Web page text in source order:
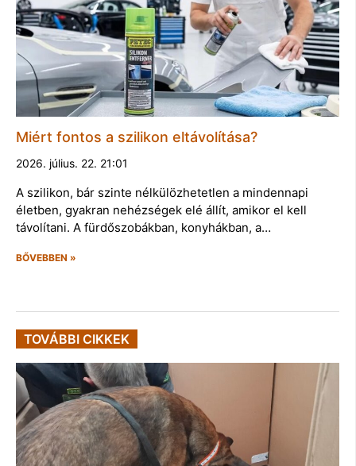
Miért fontos a szilikon eltávolítása?
2026. július. 22. 21:01
A szilikon, bár szinte nélkülözhetetlen a mindennapi
életben, gyakran nehézségek elé állít, amikor el kell
távolítani. A fürdőszobákban, konyhákban, a…
BŐVEBBEN »
TOVÁBBI CIKKEK